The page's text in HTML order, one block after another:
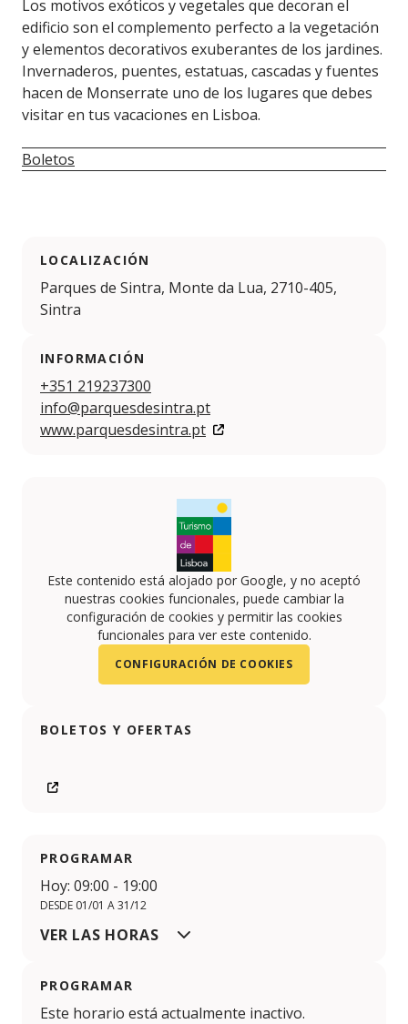
Los motivos exóticos y vegetales que decoran el
edificio son el complemento perfecto a la vegetación
y elementos decorativos exuberantes de los jardines.
Invernaderos, puentes, estatuas, cascadas y fuentes
hacen de Monserrate uno de los lugares que debes
visitar en tus vacaciones en Lisboa.
Boletos
LOCALIZACIÓN
Parques de Sintra, Monte da Lua, 2710-405,
Sintra
INFORMACIÓN
+351 219237300
info@parquesdesintra.pt
www.parquesdesintra.pt
Este contenido está alojado por Google, y no aceptó
nuestras cookies funcionales, puede cambiar la
configuración de cookies y permitir las cookies
funcionales para ver este contenido.
CONFIGURACIÓN DE COOKIES
BOLETOS Y OFERTAS
PROGRAMAR
Hoy: 09:00 - 19:00
DESDE 01/01 A 31/12
VER LAS HORAS
PROGRAMAR
Este horario está actualmente inactivo.